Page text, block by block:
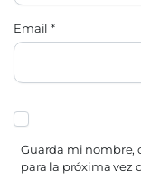
Email*
Guarda mi nombre,
para la próxima vez